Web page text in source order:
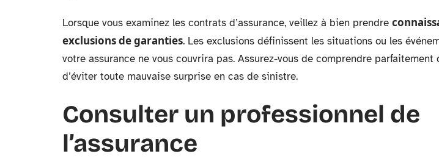
Lorsque vous examinez les contrats d’assurance, veillez à bien prendre
exclusions de garanties. Les exclusions définissent les situations ou les
votre assurance ne vous couvrira pas. Assurez-vous de comprendre parfaitement
d’éviter toute mauvaise surprise en cas de sinistre.
Consulter un professionnel de
l’assurance